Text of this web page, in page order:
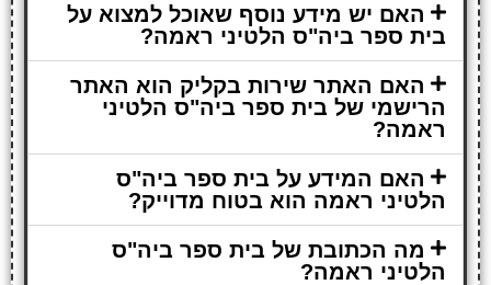
האם יש מידע נוסף שאוכל למצוא על
בית ספר ביה"ס הלטיני ראמה?
האם האתר שירות בקליק הוא האתר
הרישמי של בית ספר ביה"ס הלטיני
ראמה?
האם המידע על בית ספר ביה"ס
הלטיני ראמה הוא בטוח מדוייק?
מה הכתובת של בית ספר ביה"ס
הלטיני ראמה?